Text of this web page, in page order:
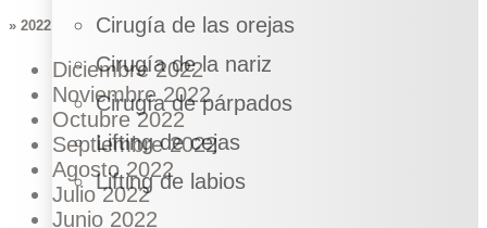
Cirugía de las orejas
Cirugía de la nariz
Cirugía de párpados
Lifting de cejas
Lifting de labios
» 2022
Diciembre 2022
Noviembre 2022
Octubre 2022
Septiembre 2022
Agosto 2022
Julio 2022
Junio 2022